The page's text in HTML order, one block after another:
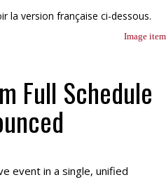
la version française ci-dessous.
Full Schedule
event in a single, unified